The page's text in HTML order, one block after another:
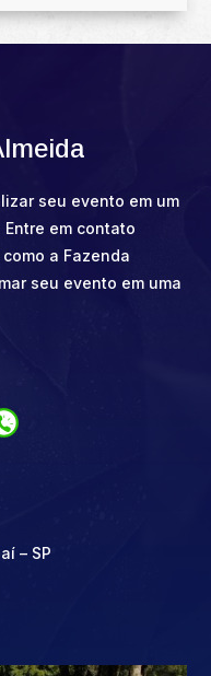
seu evento em um
em contato
a Fazenda
seu evento em uma
– SP